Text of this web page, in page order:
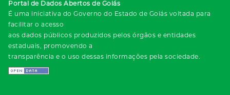
Portal de Dados Abertos de Goiás
É uma iniciativa do Governo do Estado de Goiás voltada para
facilitar o acesso
aos dados públicos produzidos pelos órgãos e entidades
estaduais, promovendo a
transparência e o uso dessas informações pela sociedade.